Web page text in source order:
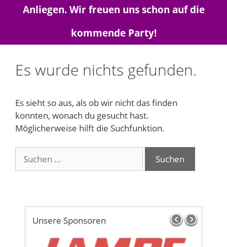
Anliegen. Wir freuen uns schon auf die
kommende Party!
Es wurde nichts gefunden.
Es sieht so aus, als ob wir nicht das finden
konnten, wonach du gesucht hast.
Möglicherweise hilft die Suchfunktion.
Suche
nach:
Unsere Sponsoren